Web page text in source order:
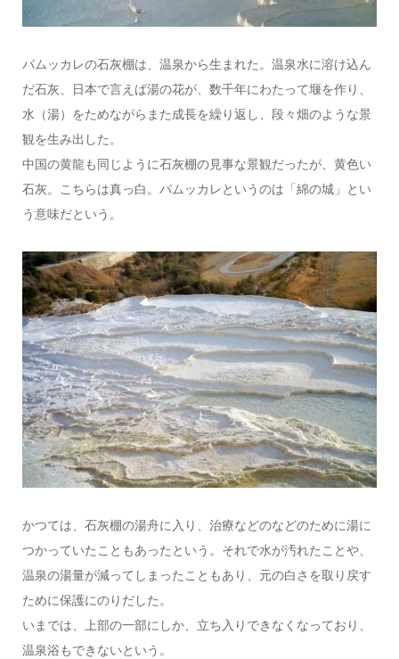
パムッカレの石灰棚は、温泉から生まれた。温泉水に溶け込ん
だ石灰、日本で言えば湯の花が、数千年にわたって堰を作り、
水（湯）をためながらまた成長を繰り返し、段々畑のような景
観を生み出した。
中国の黄龍も同じように石灰棚の見事な景観だったが、黄色い
石灰。こちらは真っ白。パムッカレというのは「綿の城」とい
う意味だという。
かつては、石灰棚の湯舟に入り、治療などのなどのために湯に
つかっていたこともあったという。それで水が汚れたことや、
温泉の湯量が減ってしまったこともあり、元の白さを取り戻す
ために保護にのりだした。
いまでは、上部の一部にしか、立ち入りできなくなっており、
温泉浴もできないという。